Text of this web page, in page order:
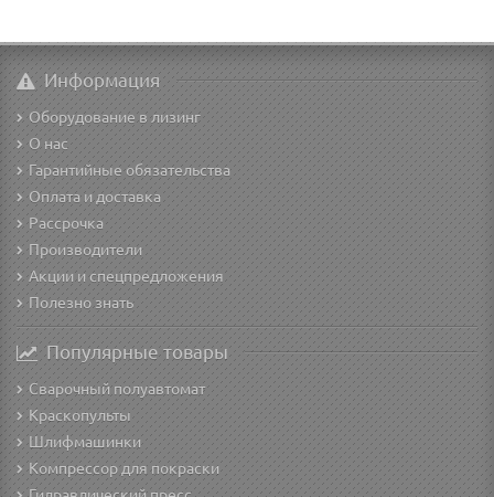
Информация
Оборудование в лизинг
О нас
Гарантийные обязательства
Оплата и доставка
Рассрочка
Производители
Акции и спецпредложения
Полезно знать
Популярные товары
Сварочный полуавтомат
Краскопульты
Шлифмашинки
Компрессор для покраски